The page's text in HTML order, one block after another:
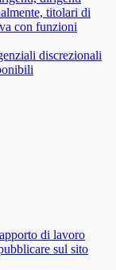
titolari di
con funzioni
discrezionali
di lavoro
sul sito